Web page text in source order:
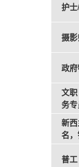
护
摄
政
文
务专
新
名
普工